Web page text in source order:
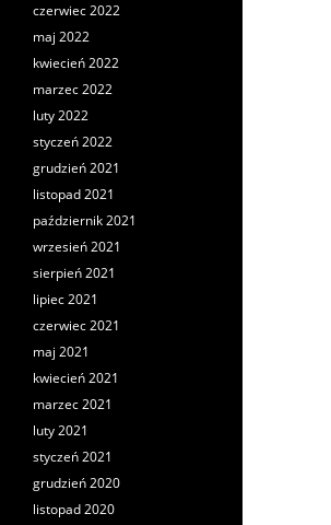
czerwiec 2022
maj 2022
kwiecień 2022
marzec 2022
luty 2022
styczeń 2022
grudzień 2021
listopad 2021
październik 2021
wrzesień 2021
sierpień 2021
lipiec 2021
czerwiec 2021
maj 2021
kwiecień 2021
marzec 2021
luty 2021
styczeń 2021
grudzień 2020
listopad 2020